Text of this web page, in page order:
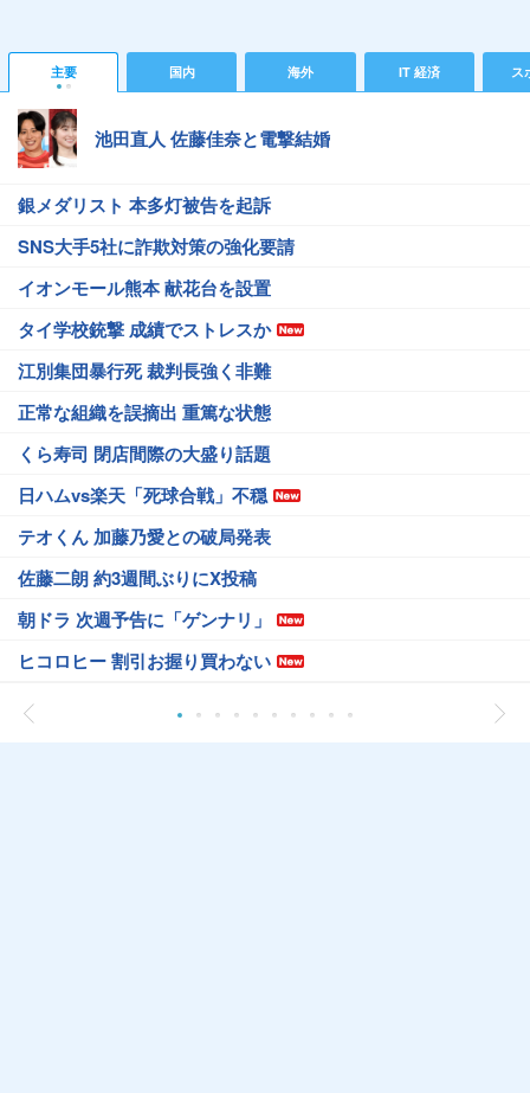
主要 国内 海外 IT 経済 ス
池田直人 佐藤佳奈と電撃結婚
銀メダリスト 本多灯被告を起訴
SNS大手5社に詐欺対策の強化要請
イオンモール熊本 献花台を設置
タイ学校銃撃 成績でストレスか
江別集団暴行死 裁判長強く非難
正常な組織を誤摘出 重篤な状態
くら寿司 閉店間際の大盛り話題
日ハムvs楽天「死球合戦」不穏
テオくん 加藤乃愛との破局発表
佐藤二朗 約3週間ぶりにX投稿
朝ドラ 次週予告に「ゲンナリ」
ヒコロヒー 割引お握り買わない